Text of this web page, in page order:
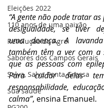
Eleições 2022
110 anos de uma paixão
Revolução do Agro
Sabores dos Campos Gerais
Salva, Salve Ponta Grossa
Sua saúde
“A gente não pode tratar as
desigualdade, se tiver
uma doença. A
também têm a ver com a
que as pessoas com
Para cuidar delas
responsabilidade,
calma”, ensina Emanuel.